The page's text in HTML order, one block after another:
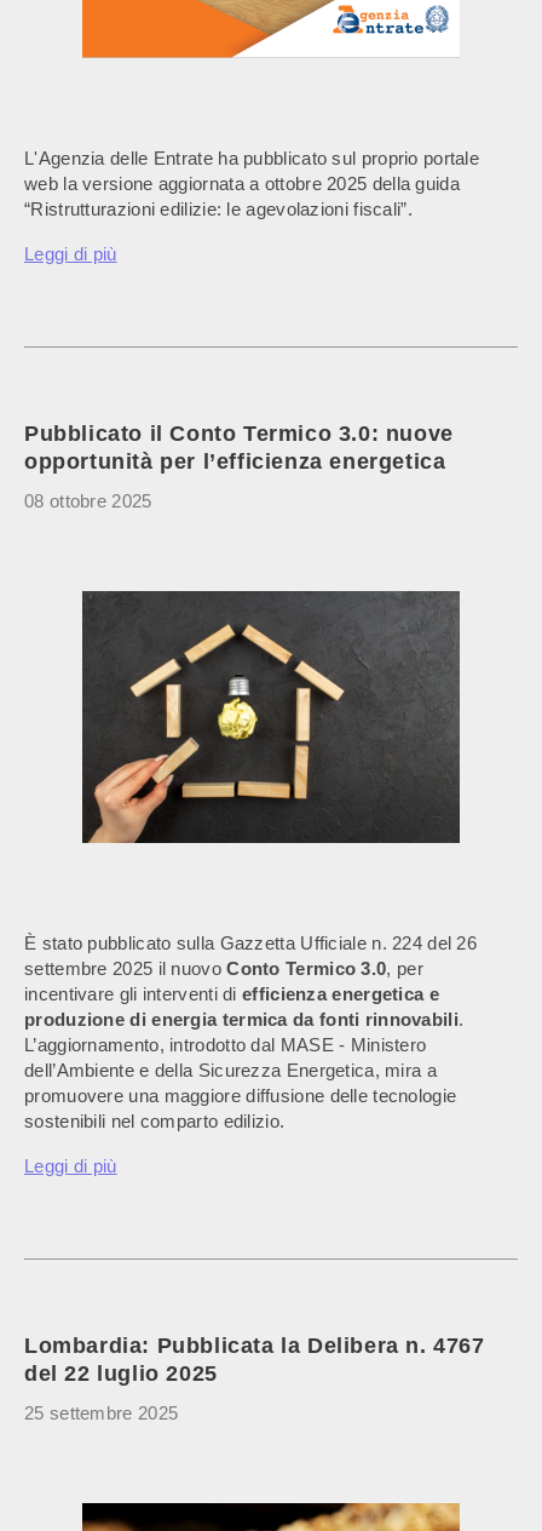
L'Agenzia delle Entrate ha pubblicato sul proprio portale
web la versione aggiornata a ottobre 2025 della guida
“Ristrutturazioni edilizie: le agevolazioni fiscali”.
Leggi di più
Pubblicato il Conto Termico 3.0: nuove
opportunità per l’efficienza energetica
08 ottobre 2025
È stato pubblicato sulla Gazzetta Ufficiale n. 224 del 26
settembre 2025 il nuovoConto Termico 3.0, per
incentivare gli interventi diefficienza energetica e
produzione di energia termica da fonti rinnovabili.
L’aggiornamento, introdotto dal MASE - Ministero
dell’Ambiente e della Sicurezza Energetica, mira a
promuovere una maggiore diffusione delle tecnologie
sostenibili nel comparto edilizio.
Leggi di più
Lombardia: Pubblicata la Delibera n. 4767
del 22 luglio 2025
25 settembre 2025